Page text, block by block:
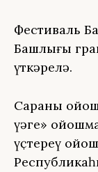
Фестиваль
Башлығы
үткәрелә.
Сараны
үҙәге»
үҫтереү